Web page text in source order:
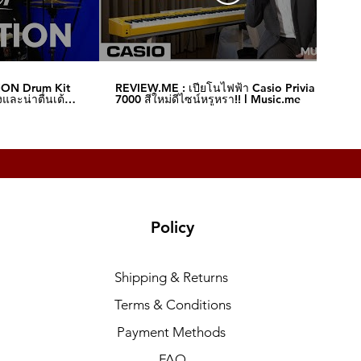
Drum Kit
ละน่าตื่นเต้น‼️
REVIEW.ME : เปียโนไฟฟ้า Casio Privia S-
7000 สีใหม่ดีไซน์หรูหรา!! l Music.me
Policy
Shipping & Returns
Terms & Conditions
Payment Methods